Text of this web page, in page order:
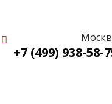
+7 (499) 938-58-